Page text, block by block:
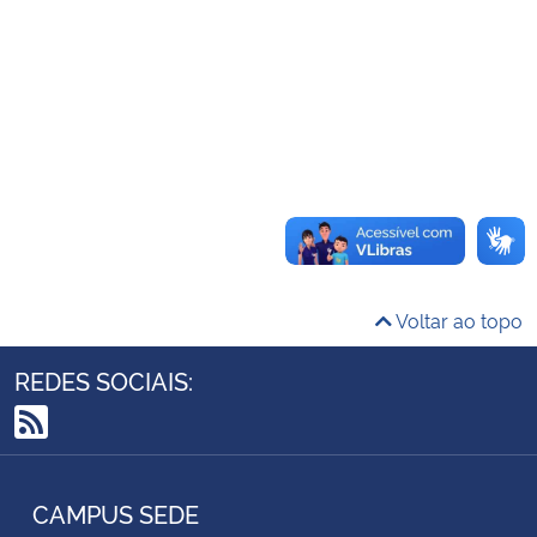
Ministério do Desenvolvimento Regional
Ministério da Mulher, da Família e dos Direitos Humanos
Voltar ao topo
REDES SOCIAIS:
RSS
CAMPUS SEDE